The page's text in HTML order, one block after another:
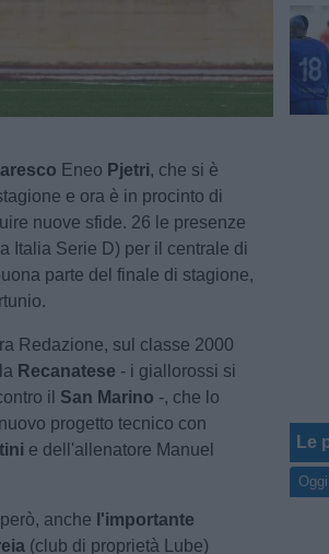
Eneo Pjetri, che si è
e ora è in procinto di
nuove sfide. 26 le presenze
Italia Serie D) per il centrale di
parte del finale di stagione,
Redazione, sul classe 2000
Recanatese - i giallorossi si
il San Marino -, che lo
progetto tecnico con
e dell'allenatore Manuel
anche l'importante
(club di proprietà Lube)
Le
Oggi